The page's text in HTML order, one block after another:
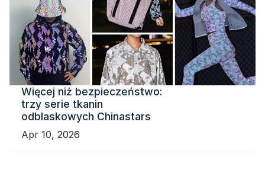
Więcej niż bezpieczeństwo:
trzy serie tkanin
odblaskowych Chinastars
Apr 10, 2026